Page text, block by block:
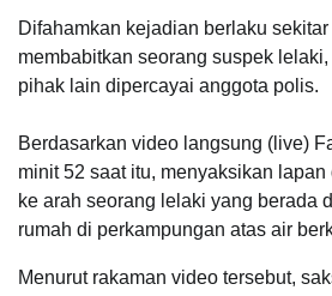
Difahamkan kejadian berlaku
membabitkan seorang suspek
pihak lain dipercayai anggota polis.
Berdasarkan video langsung (live)
minit 52 saat itu, menyaksikan
ke arah seorang lelaki yang berada
rumah di perkampungan atas air
Menurut rakaman video tersebut,